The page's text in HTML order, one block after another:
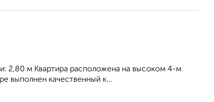
2,80 м Квартира расположена на высоком 4-м
выполнен качественный к...